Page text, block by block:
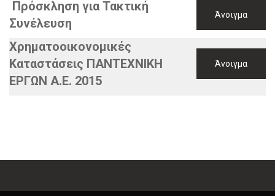
Πρόσκληση για Τακτική
Συνέλευση
Άνοιγμα
Χρηματοοικονομικές
Καταστάσεις ΠΑΝΤΕΧΝΙΚΗ
ΕΡΓΩΝ Α.Ε. 2015
Άνοιγμα